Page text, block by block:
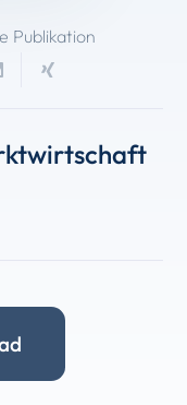
Publikation